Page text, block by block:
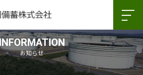
お知らせ